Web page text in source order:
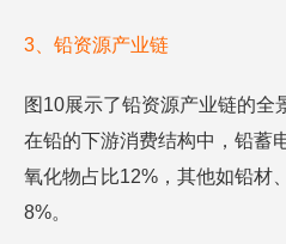
3、铅资源产业链
图10展示了铅资源产业链的全
在铅的下游消费结构中，铅蓄
氧化物占比12%，其他如铅材
8%。